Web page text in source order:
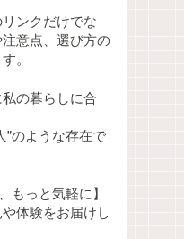
ンクだけでな
意点、選び方の
。
の暮らしに合
”のような存在で
もっと気軽に】
体験をお届けし